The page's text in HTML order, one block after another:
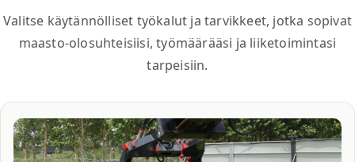
Valitse käytännölliset työkalut ja tarvikkeet, jotka sopivat
maasto-olosuhteisiisi, työmäärääsi ja liiketoimintasi
tarpeisiin.